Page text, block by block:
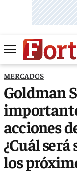
MERCADOS
Goldman
acciones
¿Cuál
los